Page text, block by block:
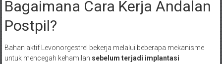
Bagaimana Cara Kerja Andalan
Postpil?
Bahan aktif Levonorgestrel bekerja melalui beberapa mekanisme
untuk mencegah kehamilan sebelum terjadi implantasi